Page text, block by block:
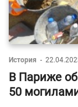
История -
В Париже
50